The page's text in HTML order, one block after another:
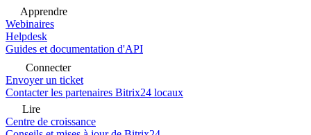
Apprendre
Webinaires
Helpdesk
Guides et documentation d'API
Connecter
Envoyer un ticket
Contacter les partenaires Bitrix24 locaux
Lire
Centre de croissance